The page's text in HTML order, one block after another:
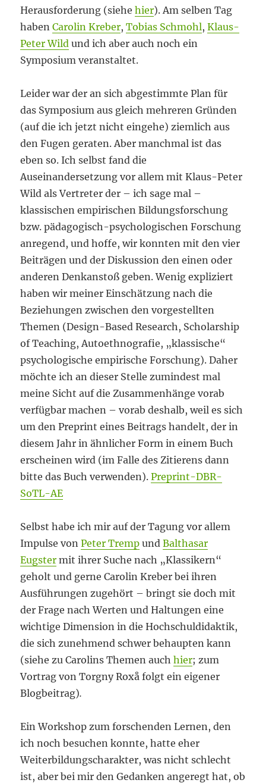
Herausforderung (siehehier). Am selben Tag
habenCarolin Kreber,Tobias Schmohl,Klaus-
Peter Wild und ich aber auch noch ein
Symposium veranstaltet.
Leider war der an sich abgestimmte Plan für
das Symposium aus gleich mehreren Gründen
(auf die ich jetzt nicht eingehe) ziemlich aus
den Fugen geraten. Aber manchmal ist das
eben so. Ich selbst fand die
Auseinandersetzung vor allem mit Klaus-Peter
Wild als Vertreter der – ich sage mal –
klassischen empirischen Bildungsforschung
bzw. pädagogisch-psychologischen Forschung
anregend, und hoffe, wir konnten mit den vier
Beiträgen und der Diskussion den einen oder
anderen Denkanstoß geben. Wenig expliziert
haben wir meiner Einschätzung nach die
Beziehungen zwischen den vorgestellten
Themen (Design-Based Research, Scholarship
of Teaching, Autoethnografie, „klassische“
psychologische empirische Forschung). Daher
möchte ich an dieser Stelle zumindest mal
meine Sicht auf die Zusammenhänge vorab
verfügbar machen – vorab deshalb, weil es sich
um den Preprint eines Beitrags handelt, der in
diesem Jahr in ähnlicher Form in einem Buch
erscheinen wird (im Falle des Zitierens dann
bitte das Buch verwenden).Preprint-DBR-
SoTL-AE
Selbst habe ich mir auf der Tagung vor allem
Impulse vonPeter Tremp undBalthasar
Eugster mit ihrer Suche nach „Klassikern“
geholt und gerne Carolin Kreber bei ihren
Ausführungen zugehört – bringt sie doch mit
der Frage nach Werten und Haltungen eine
wichtige Dimension in die Hochschuldidaktik,
die sich zunehmend schwer behaupten kann
(siehe zu Carolins Themen auchhier; zum
Vortrag von Torgny Roxå folgt ein eigener
Blogbeitrag).
Ein Workshop zum forschenden Lernen, den
ich noch besuchen konnte, hatte eher
Weiterbildungscharakter, was nicht schlecht
ist, aber bei mir den Gedanken angeregt hat, ob